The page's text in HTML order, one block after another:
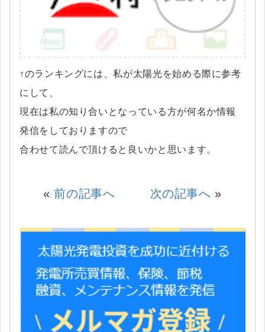
↑のランキングには、私が太陽光を始める際に参考
にして、
現在は私の知り合いとなっている方が何名か情報
発信をしておりますので
合わせて読んで頂けると良いかと思います。
«前の記事へ 次の記事へ »